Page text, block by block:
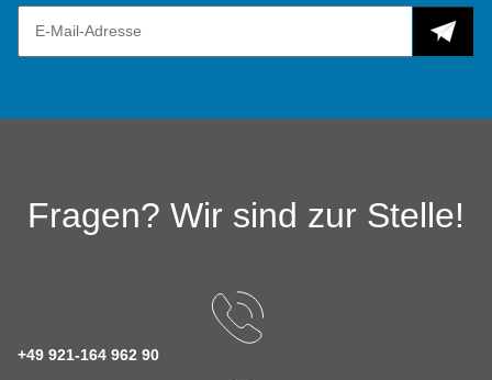
Fragen? Wir sind zur Stelle!
+49 921-164 962 90